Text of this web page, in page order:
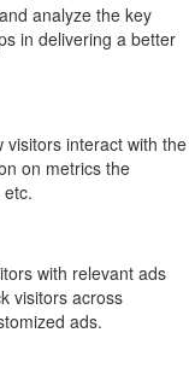
analyze the key
in delivering a better
visitors interact with the
on metrics the
with relevant ads
visitors across
ads.